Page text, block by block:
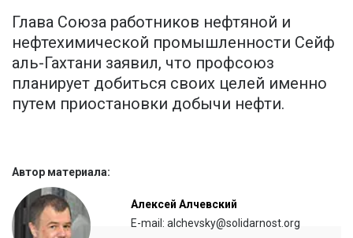
Глава Союза работников нефтяной и
нефтехимической промышленности Сейф
аль-Гахтани заявил, что профсоюз
планирует добиться своих целей именно
путем приостановки добычи нефти.
Автор материала:
Алексей Алчевский
E-mail: alchevsky@solidarnost.org